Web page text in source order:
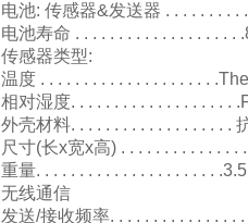
电池: 传感器&发送器 . . . . . . . . .
电池寿命 . . . . . . . . . . . . . . . . . . .
传感器类型:
温度 . . . . . . . . . . . . . . . . . . . .
相对湿度. . . . . . . . . . . . . . . . . . .
外壳材料. . . . . . . . . . . . . . . . . . .
尺寸(长x宽x高) . . . . . . . . . . . . .
重量. . . . . . . . . . . . . . . . . . . . .
无线通信
发送/接收频率. . . . . . . . . . . . . .